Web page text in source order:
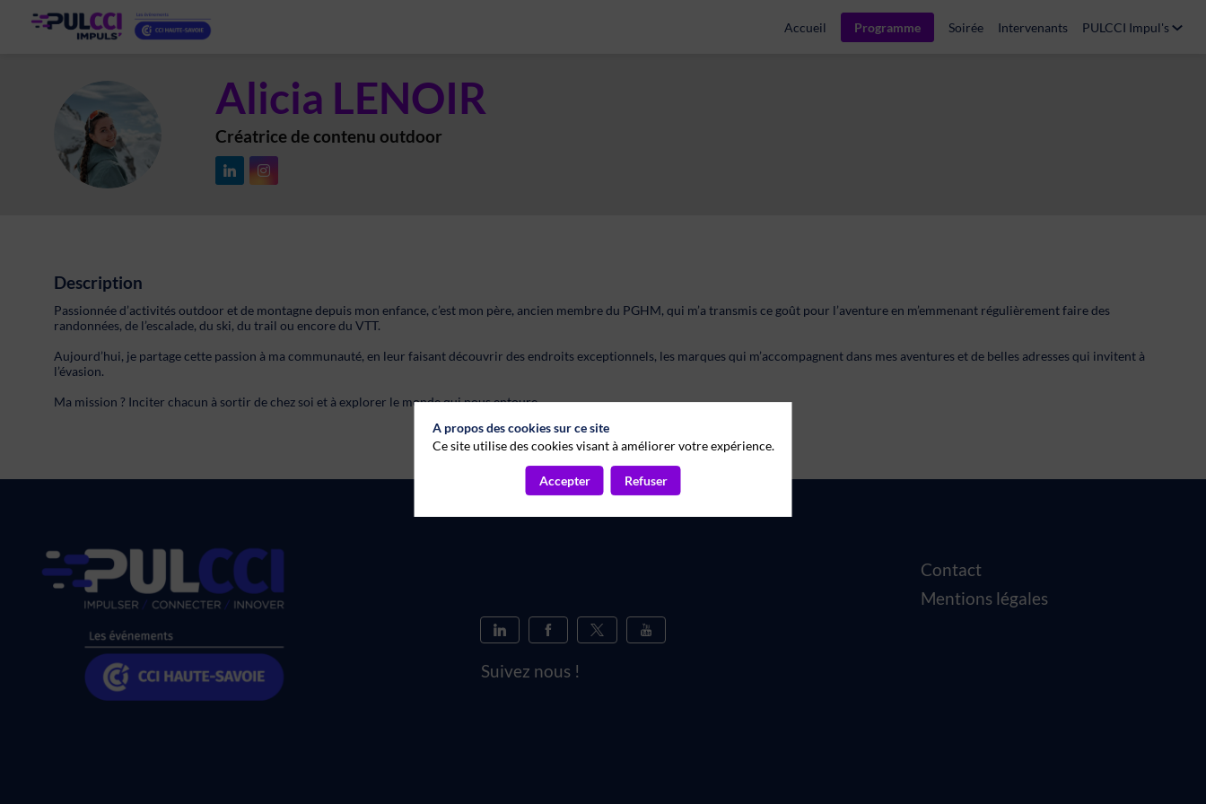
Accueil Programme Soirée Intervenants PULCCI Impul's
AL
Alicia LENOIR
Créatrice de contenu outdoor
Description
Passionnée d’activités outdoor et de montagne depuis mon enfance, c’est mon père, ancien membre du PGHM, qui m’a transmis ce goût pour l’aventure en m’emmenant régulièrement faire des
randonnées, de l’escalade, du ski, du trail ou encore du VTT.
Aujourd’hui, je partage cette passion à ma communauté, en leur faisant découvrir des endroits exceptionnels, les marques qui m’accompagnent dans mes aventures et de belles adresses qui invitent à
l’évasion.
Ma mission ? Inciter chacun à sortir de chez soi et à explorer le monde qui nous entoure
Suivez nous !
Contact
Mentions légales
A propos des cookies sur ce site
Ce site utilise des cookies visant à améliorer votre expérience.
Accepter Refuser